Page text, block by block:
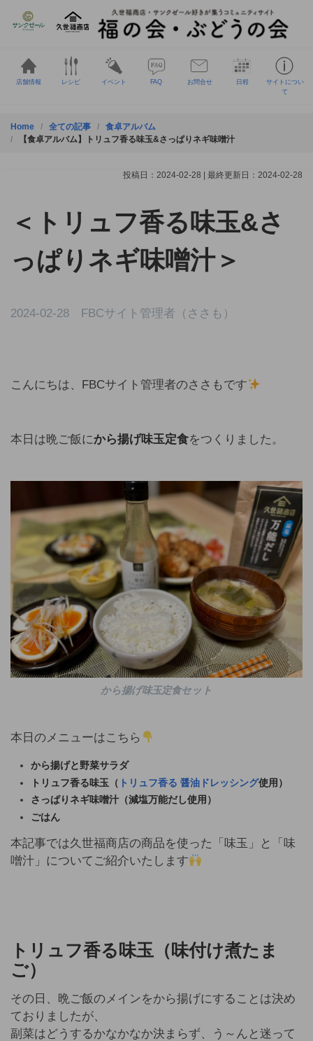
店舗情報 レシピ イベント FAQ お問合せ 日程
サイトについ
て
Home 全ての記事
食卓アルバム
【食卓アルバム】トリュフ香る味玉&さっぱりネギ味噌汁
投稿日：2024-02-28 | 最終更新日：2024-02-28
＜トリュフ香る味玉&さ
っぱりネギ味噌汁＞
2024-02-28 FBCサイト管理者（ささも）
こんにちは、FBCサイト管理者のささもです
本日は晩ご飯にから揚げ味玉定食をつくりました。
から揚げ味玉定食セット
本日のメニューはこちら
から揚げと野菜サラダ
トリュフ香る味玉（ トリュフ香る 醤油ドレッシング使用）
さっぱりネギ味噌汁（減塩万能だし使用）
ごはん
本記事では久世福商店の商品を使った「味玉」と「味
噌汁」についてご紹介いたします
トリュフ香る味玉 （味付け煮たま
ご）
その日、晩ご飯のメインをから揚げにすることは決め
ておりましたが、
副菜はどうするかなかなか決まらず、う～んと迷って